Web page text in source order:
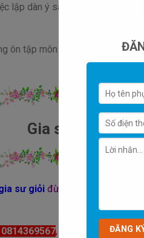
lập dàn ý sao cho không quá
ôn tập môn văn, gia sư ôn thi
Gia sư Thanh
sư giỏi đừng ngại liên hệ với
, Chat facebook,